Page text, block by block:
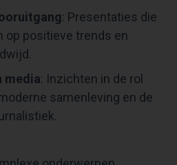
: Presentaties die
op positieve trends en
media: Inzichten in de rol
samenleving en de